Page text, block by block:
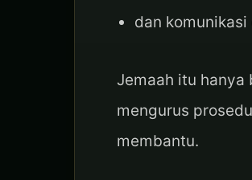
dan
Jemaah itu hanya
mengurus
membantu.